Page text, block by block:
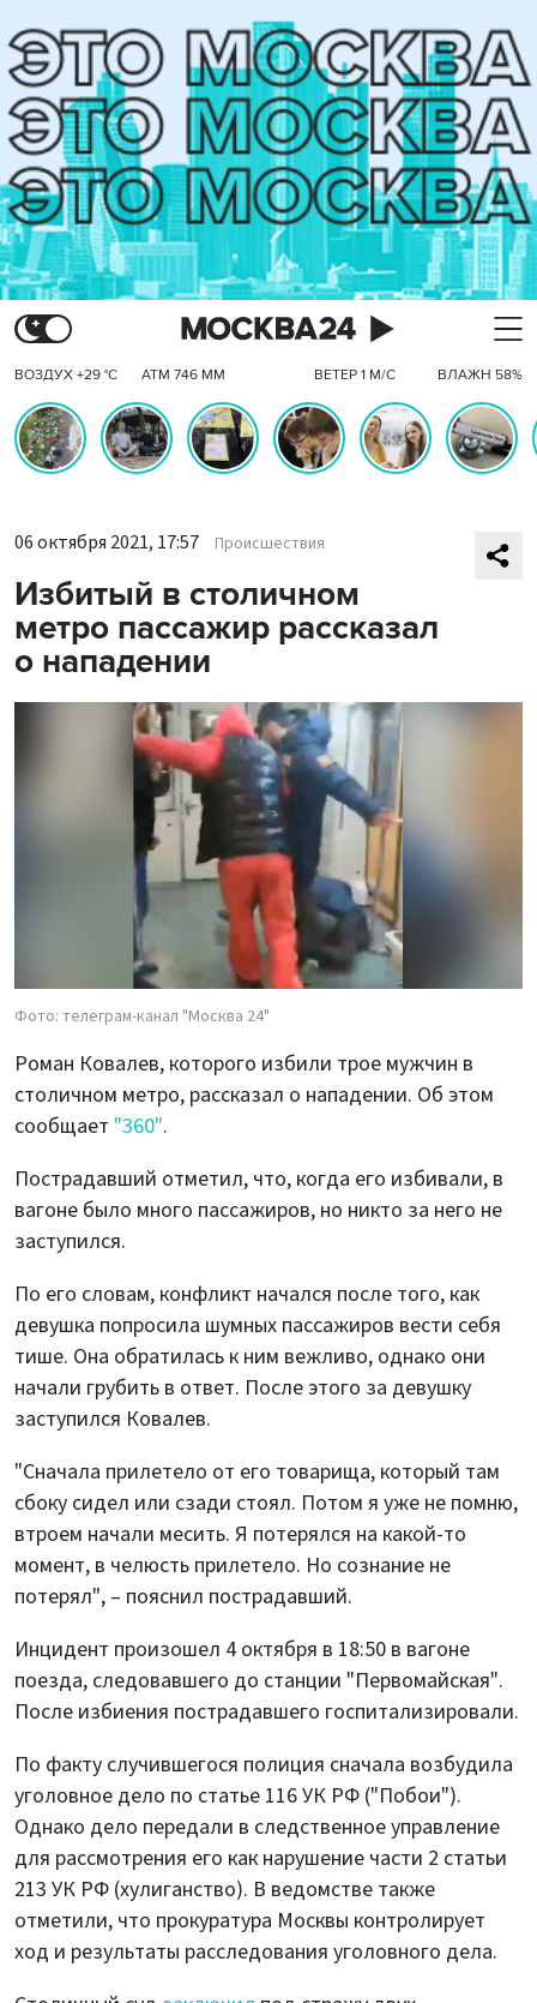
ВОЗДУХ +29 °C АТМ 746 ММ ВЕТЕР 1 М/С ВЛАЖН 58%
06 октября 2021, 17:57 Происшествия
Избитый в столичном
метро пассажир рассказал
о нападении
Фото: телеграм-канал "Москва 24"
Роман Ковалев, которого избили трое мужчин в
столичном метро, рассказал о нападении. Об этом
сообщает "360".
Пострадавший отметил, что, когда его избивали, в
вагоне было много пассажиров, но никто за него не
заступился.
По его словам, конфликт начался после того, как
девушка попросила шумных пассажиров вести себя
тише. Она обратилась к ним вежливо, однако они
начали грубить в ответ. После этого за девушку
заступился Ковалев.
"Сначала прилетело от его товарища, который там
сбоку сидел или сзади стоял. Потом я уже не помню,
втроем начали месить. Я потерялся на какой-то
момент, в челюсть прилетело. Но сознание не
потерял", – пояснил пострадавший.
Инцидент произошел 4 октября в 18:50 в вагоне
поезда, следовавшего до станции "Первомайская".
После избиения пострадавшего госпитализировали.
По факту случившегося полиция сначала возбудила
уголовное дело по статье 116 УК РФ ("Побои").
Однако дело передали в следственное управление
для рассмотрения его как нарушение части 2 статьи
213 УК РФ (хулиганство). В ведомстве также
отметили, что прокуратура Москвы контролирует
ход и результаты расследования уголовного дела.